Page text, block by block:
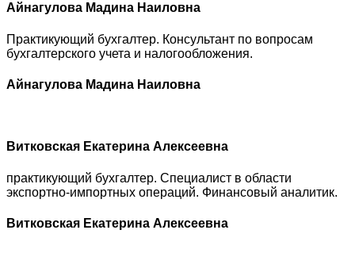
Айнагулова Мадина Наиловна
Практикующий бухгалтер. Консультант по вопросам
бухгалтерского учета и налогообложения.
Айнагулова Мадина Наиловна
Витковская Екатерина Алексеевна
практикующий бухгалтер. Специалист в области
экспортно-импортных операций. Финансовый аналитик.
Витковская Екатерина Алексеевна